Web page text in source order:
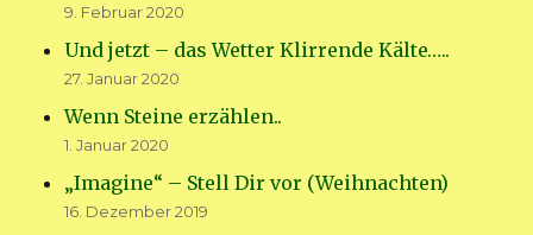
9. Februar 2020
Und jetzt – das Wetter Klirrende Kälte…..
27. Januar 2020
Wenn Steine erzählen..
1. Januar 2020
„Imagine“ – Stell Dir vor (Weihnachten)
16. Dezember 2019